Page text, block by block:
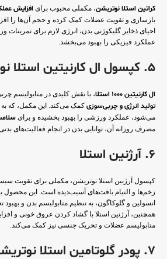
کراتین استلا نوتریشن، مکملی محبوب برای افزایش
بازسازی و تقویت عضلات کمک کرده و حجم آن‌ها را
احیای ذخایر گلیکوژنی بدن، انرژی لازم برای
عملکرد فیزیکی را بهبود می‌بخشد.
5. کپسول ال کارنیتین استلا نوتریشن
ال کارنیتین ۱۰۰۰ استلا ، با نقش کلیدی در متابولیسم
تولید انرژی و چربی‌سوزی کمک می‌کند. این مکمل، که
می‌شود، عملکرد ورزشی را بهبود بخشیده و برای
مصرف روزانه آن، توانایی بدن در انجام فعالیت‌های
6. آرژنین استلا
کپسول آرژنین استلا نوتریشن، مکملی برای تقویت
زخم‌ها و التیام بافت‌های آسیب‌دیده است. این محصول
انسولین و گلوکاگون، به تنظیم متابولیسم بدن و
همچنین، آرژنین استلا با گشاد کردن عروق خونی و
متابولیسم عضلات و تحریک جنسی نیز کمک می‌کند.
7. پودر گلوتامین استلا نوتریشن